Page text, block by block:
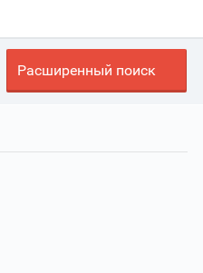
Расширенный поиск